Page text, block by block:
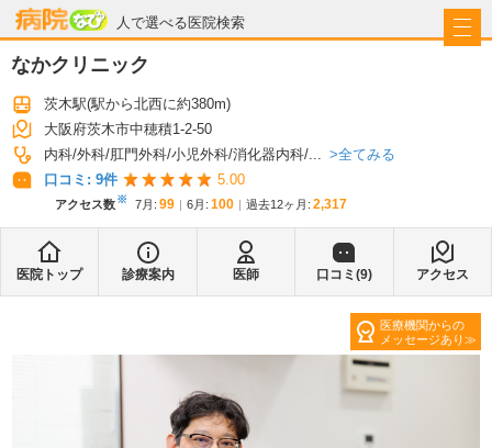
人で選べる医院検索
病院なび
なかクリニック
茨木駅(駅から北西に約380m)
大阪府茨木市中穂積1-2-50
内科 外科 肛門外科 小児外科 消化器内科 ...
全てみる
口コミ: 9件 5.00
アクセス数※ 7月 : 99 6月 : 100 過去12ヶ月: 2,317
医院トップ 診療案内 医師 口コミ(9) アクセス
医療機関からの
メッセージあり